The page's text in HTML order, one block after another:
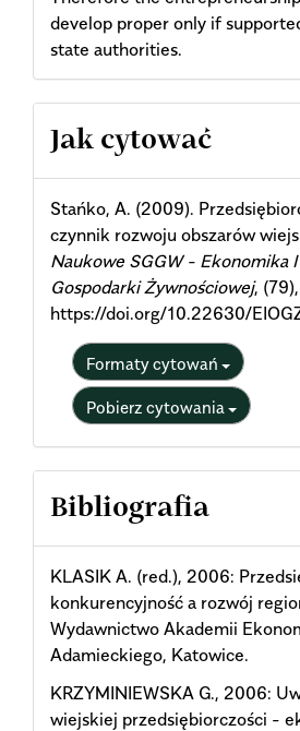
develop proper only if
state authorities.
Article
Details
Jak cytować
Stańko, A. (2009).
czynnik rozwoju obszarów
Naukowe SGGW - Ekonomika
Gospodarki Żywnościowej,
https://doi.org/10.22630/
Formaty cytowań
Pobierz cytowania
Bibliografia
KLASIK A. (red.), 2006:
konkurencyjność a rozwój
Wydawnictwo Akademii
Adamieckiego, Katowice.
KRZYMINIEWSKA G., 2006:
wiejskiej przedsiębiorczości -